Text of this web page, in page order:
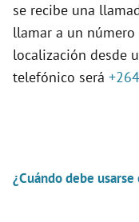
se recibe una
llamar a un
localización desde
telefónico será
¿Cuándo debe